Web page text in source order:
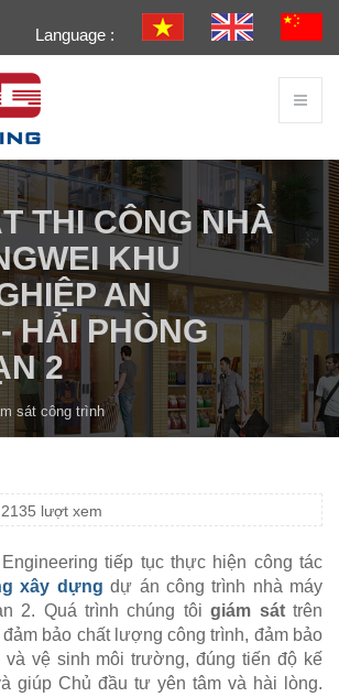
Language :
THI CÔNG NHÀ
KHU
AN
HẢI PHÒNG
2
sát công trình
2135 lượt xem
tiếp tục thực hiện công tác
xây dựng dự án công trình nhà máy
2. Quá trình chúng tôigiám sáttrên
bảo chất lượng công trình, đảm bảo
và vệ sinh môi trường, đúng tiến độ kế
giúp Chủ đầu tư yên tâm và hài lòng.